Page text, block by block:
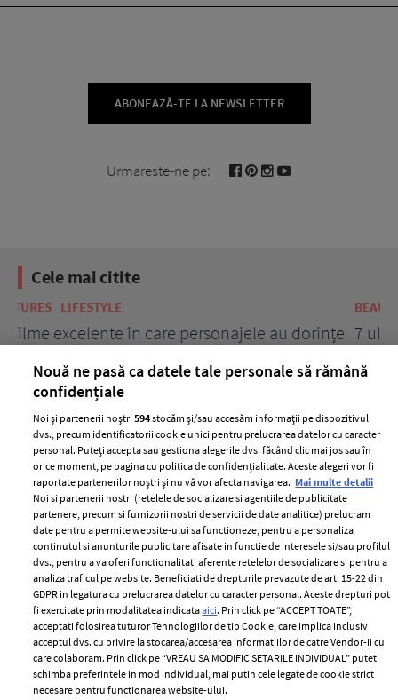
ABONEAZĂ-TE LA NEWSLETTER
Urmareste-ne pe:
Cele mai citite
BEAUTY BEAUTY TIPS
7 uleiuri care stimulează creșterea rapidă a
ELLE Style Awards
2024
Despre ELLE
Romania
Contact
Abonamente
Termeni si conditii
Politica de
confidențialitate
Politica de cookies
Publicitate
Nouă ne pasă ca datele tale personale să rămână
confidențiale
Noi și partenerii noștri594stocăm și/sau accesăm informații pe dispozitivul
dvs., precum identificatorii cookie unici pentru prelucrarea datelor cu caracter
personal. Puteți accepta sau gestiona alegerile dvs. făcând clic mai jos sau în
orice moment, pe pagina cu politica de confidențialitate. Aceste alegeri vor fi
raportate partenerilor noștri și nu vă vor afecta navigarea. Mai multe detalii
Noi si partenerii nostri (retelele de socializare si agentiile de publicitate
partenere, precum si furnizorii nostri de servicii de date analitice) prelucram
date pentru a permite website-ului sa functioneze, pentru a personaliza
continutul si anunturile publicitare afisate in functie de interesele si/sau profilul
dvs., pentru a va oferi functionalitati aferente retelelor de socializare si pentru a
analiza traficul pe website. Beneficiati de drepturile prevazute de art. 15-22 din
GDPR in legatura cu prelucrarea datelor cu caracter personal. Aceste drepturi pot
fi exercitate prin modalitatea indicataaici. Prin click pe “ACCEPT TOATE”,
acceptati folosirea tuturor Tehnologiilor de tip Cookie, care implica inclusiv
acceptul dvs. cu privire la stocarea/accesarea informatiilor de catre Vendor-ii cu
care colaboram. Prin click pe “VREAU SA MODIFIC SETARILE INDIVIDUAL” puteti
schimba preferintele in mod individual, mai putin cele legate de cookie strict
necesare pentru functionarea website-ului.